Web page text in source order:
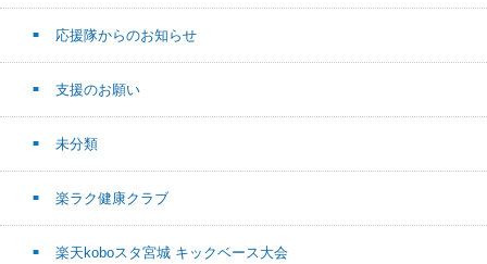
応援隊からのお知らせ
支援のお願い
未分類
楽ラク健康クラブ
楽天koboスタ宮城 キックベース大会